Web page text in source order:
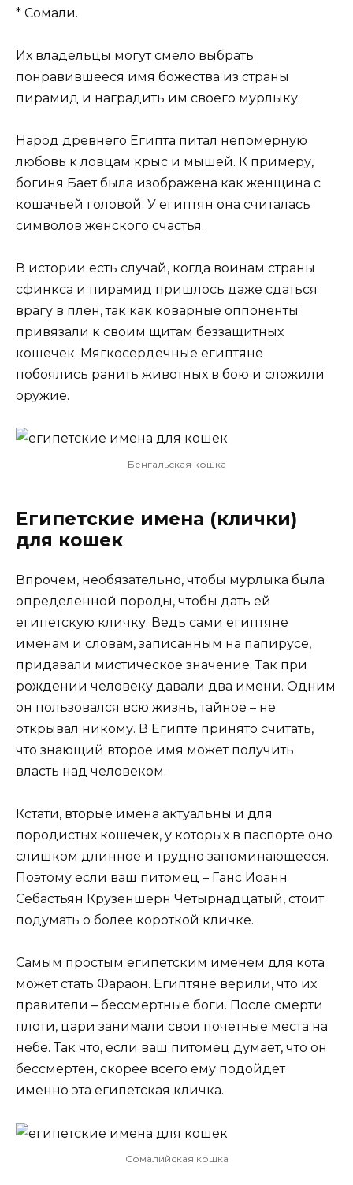
* Сомали.
Их владельцы могут смело выбрать
понравившееся имя божества из страны
пирамид и наградить им своего мурлыку.
Народ древнего Египта питал непомерную
любовь к ловцам крыс и мышей. К примеру,
богиня Бает была изображена как женщина с
кошачьей головой. У египтян она считалась
символов женского счастья.
В истории есть случай, когда воинам страны
сфинкса и пирамид пришлось даже сдаться
врагу в плен, так как коварные оппоненты
привязали к своим щитам беззащитных
кошечек. Мягкосердечные египтяне
побоялись ранить животных в бою и сложили
оружие.
Бенгальская кошка
Египетские имена (клички)
для кошек
Впрочем, необязательно, чтобы мурлыка была
определенной породы, чтобы дать ей
египетскую кличку. Ведь сами египтяне
именам и словам, записанным на папирусе,
придавали мистическое значение. Так при
рождении человеку давали два имени. Одним
он пользовался всю жизнь, тайное – не
открывал никому. В Египте принято считать,
что знающий второе имя может получить
власть над человеком.
Кстати, вторые имена актуальны и для
породистых кошечек, у которых в паспорте оно
слишком длинное и трудно запоминающееся.
Поэтому если ваш питомец – Ганс Иоанн
Себастьян Крузеншерн Четырнадцатый, стоит
подумать о более короткой кличке.
Самым простым египетским именем для кота
может стать Фараон. Египтяне верили, что их
правители – бессмертные боги. После смерти
плоти, цари занимали свои почетные места на
небе. Так что, если ваш питомец думает, что он
бессмертен, скорее всего ему подойдет
именно эта египетская кличка.
Сомалийская кошка